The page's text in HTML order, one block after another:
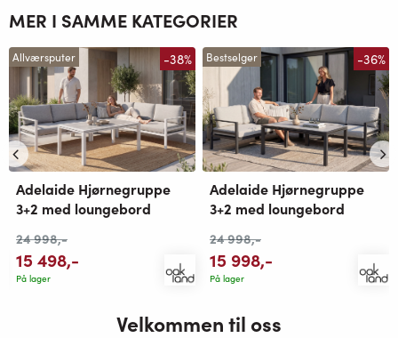
MER I SAMME KATEGORIER
Allværsputer -38%
Adelaide Hjørnegruppe
3+2 med loungebord
24 998,-
15 498,-
På lager
Bestselger -36%
Adelaide Hjørnegruppe
3+2 med loungebord
24 998,-
15 998,-
På lager
Velkommen til oss